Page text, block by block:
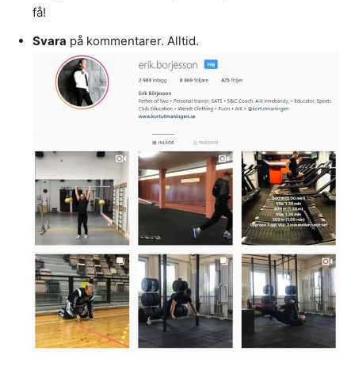
få!
Svara på kommentarer. Alltid.